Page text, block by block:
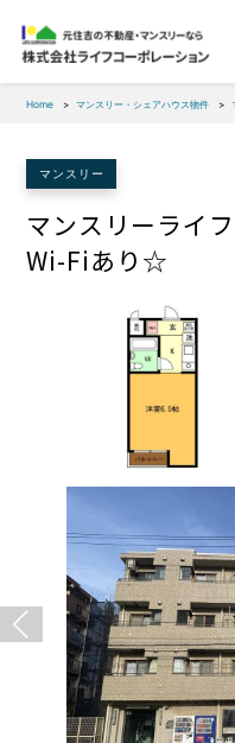
Home マンスリー・シェアハウス物件
マンスリー
マンスリーライ
Wi-Fiあり☆